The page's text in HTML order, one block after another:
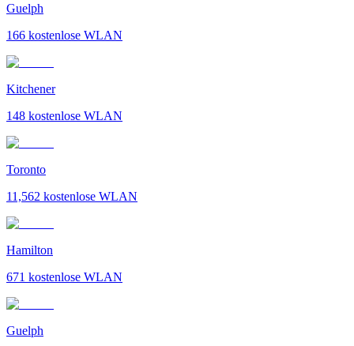
Guelph
166 kostenlose WLAN
Kitchener
148 kostenlose WLAN
Toronto
11,562 kostenlose WLAN
Hamilton
671 kostenlose WLAN
Guelph